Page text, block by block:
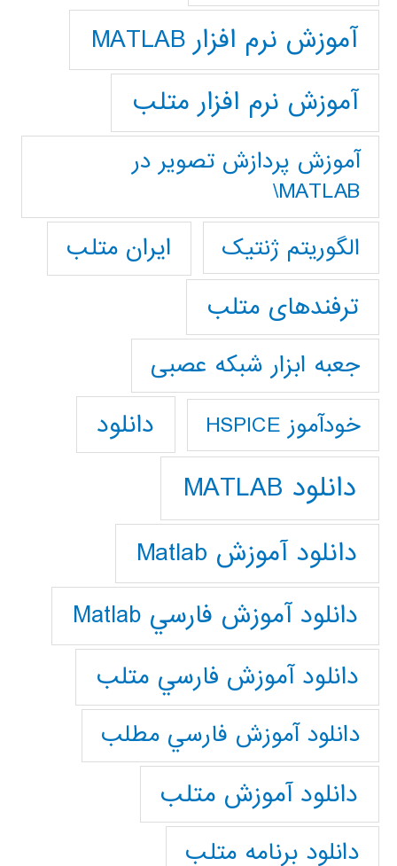
آموزش نرم افزار MATLAB
آموزش نرم افزار متلب
آموزش پردازش تصوير در
MATLAB\
الگوریتم ژنتیک
ایران متلب
ترفندهای متلب
جعبه ابزار شبکه عصبی
خودآموز HSPICE دانلود
دانلود MATLAB
دانلود آموزش Matlab
دانلود آموزش فارسي Matlab
دانلود آموزش فارسي متلب
دانلود آموزش فارسي مطلب
دانلود آموزش متلب
دانلود برنامه متلب